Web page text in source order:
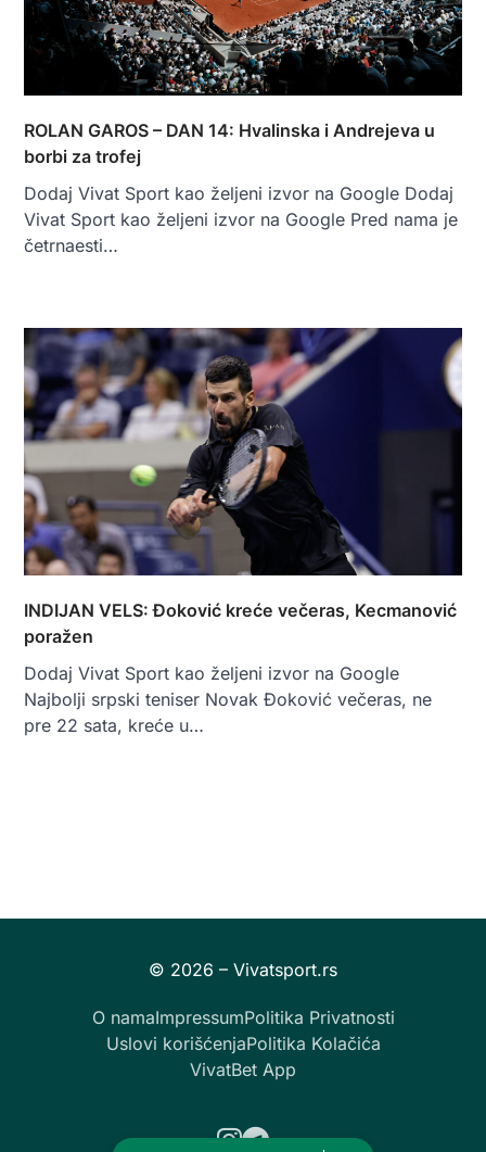
ROLAN GAROS – DAN 14: Hvalinska i Andrejeva u
borbi za trofej
Dodaj Vivat Sport kao željeni izvor na Google Dodaj
Vivat Sport kao željeni izvor na Google Pred nama je
četrnaesti…
INDIJAN VELS: Đoković kreće večeras, Kecmanović
poražen
Dodaj Vivat Sport kao željeni izvor na Google
Najbolji srpski teniser Novak Đoković večeras, ne
pre 22 sata, kreće u…
O namaImpressumPolitika Privatnosti
Uslovi korišćenjaPolitika Kolačića
VivatBet App